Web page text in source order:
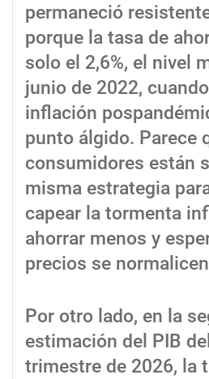
permaneció
porque la tasa de
solo el 2,6%, el nivel
junio de 2022,
inflación
punto álgido. Parece
consumidores están
misma estrategia
capear la tormenta
ahorrar menos y
precios se
Por otro lado, en la
estimación del PIB
trimestre de 2026, la